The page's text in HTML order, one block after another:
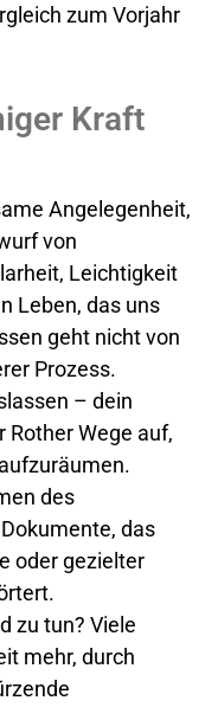
zum Vorjahr
Kraft
Angelegenheit,
von
Leichtigkeit
Leben, das uns
geht nicht von
Prozess.
– dein
Rother Wege auf,
des
das
oder gezielter
zu tun? Viele
mehr, durch